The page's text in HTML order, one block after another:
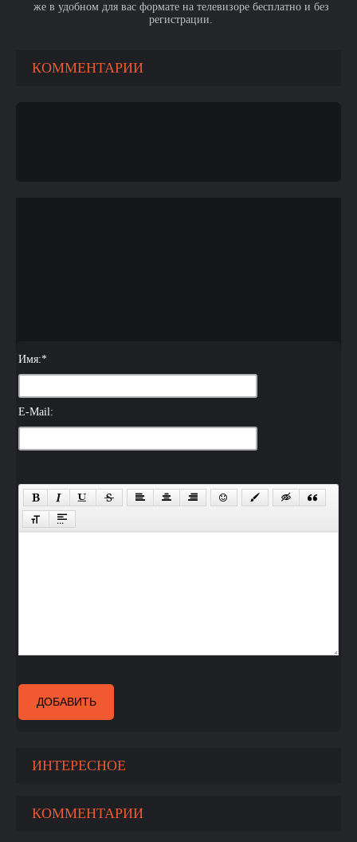
же в удобном для вас формате на телевизоре бесплатно и без
регистрации.
КОММЕНТАРИИ
Имя:*
E-Mail:
ДОБАВИТЬ
ИНТЕРЕСНОЕ
КОММЕНТАРИИ